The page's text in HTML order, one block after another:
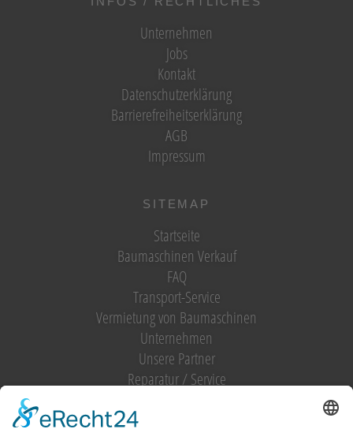
Unternehmen
Jobs
Kontakt
Datenschutzerklärung
Barrierefreiheitserklärung
AGB
Impressum
SITEMAP
Startseite
Baumaschinen Verkauf
FAQ
Transport-Service
Vermietung von Baumaschinen
Unternehmen
Unsere Partner
Reparatur / Service